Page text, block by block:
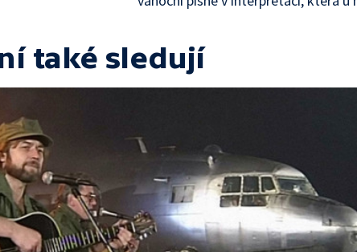
také sledují